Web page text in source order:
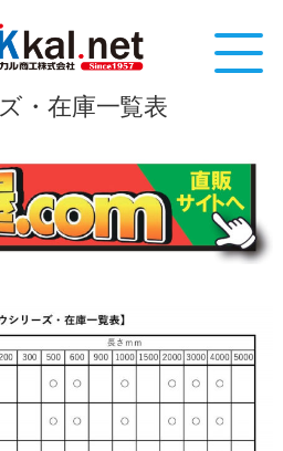
・在庫一覧表